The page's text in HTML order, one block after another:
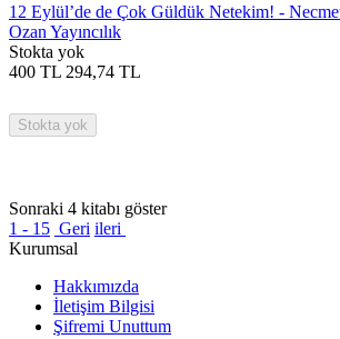
12 Eylül’de de Çok Güldük Netekim! -
Ozan Yayıncılık
Stokta yok
400 TL 294,74 TL
Stokta yok
Sonraki 4 kitabı göster
1 - 15 Geri ileri
Kurumsal
Hakkımızda
İletişim Bilgisi
Şifremi Unuttum